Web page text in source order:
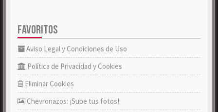
FAVORITOS
Aviso Legal y Condiciones de Uso
Política de Privacidad y Cookies
Eliminar Cookies
Chevronazos: ¡Sube tus fotos!